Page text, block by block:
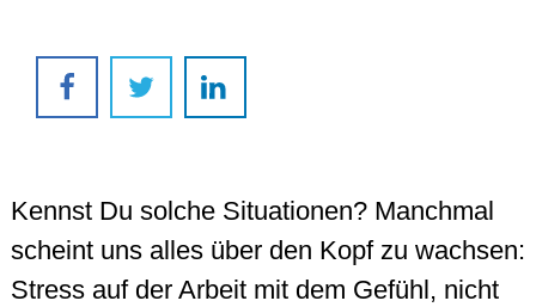
Kennst Du solche Situationen? Manchmal
scheint uns alles über den Kopf zu wachsen:
Stress auf der Arbeit mit dem Gefühl, nicht